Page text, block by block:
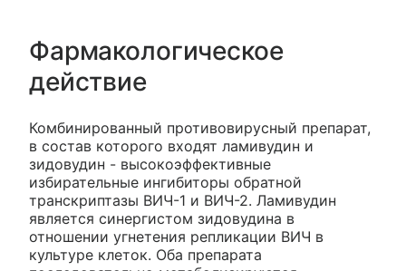
Фармакологическое
действие
Комбинированный противовирусный препарат,
в состав которого входят ламивудин и
зидовудин - высокоэффективные
избирательные ингибиторы обратной
транскриптазы ВИЧ-1 и ВИЧ-2. Ламивудин
является синергистом зидовудина в
отношении угнетения репликации ВИЧ в
культуре клеток. Оба препарата